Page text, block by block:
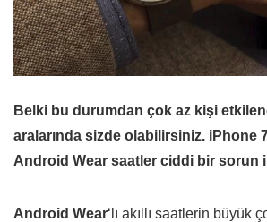
Belki bu durumdan çok az kişi
aralarında sizde olabilirsiniz. iPhone
Android Wear saatler ciddi bir sorun
Android Wear‘lı akıllı saatlerin büyük